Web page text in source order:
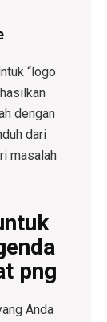
“logo
dengan
dari
masalah
png
Anda